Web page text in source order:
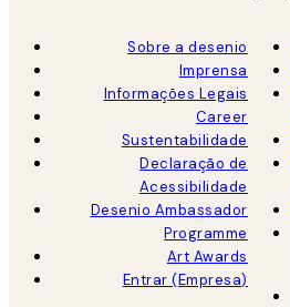
Sobre a desenio
Imprensa
Informações Legais
Career
Sustentabilidade
Declaração de
Acessibilidade
Desenio Ambassador
Programme
Art Awards
Entrar (Empresa)